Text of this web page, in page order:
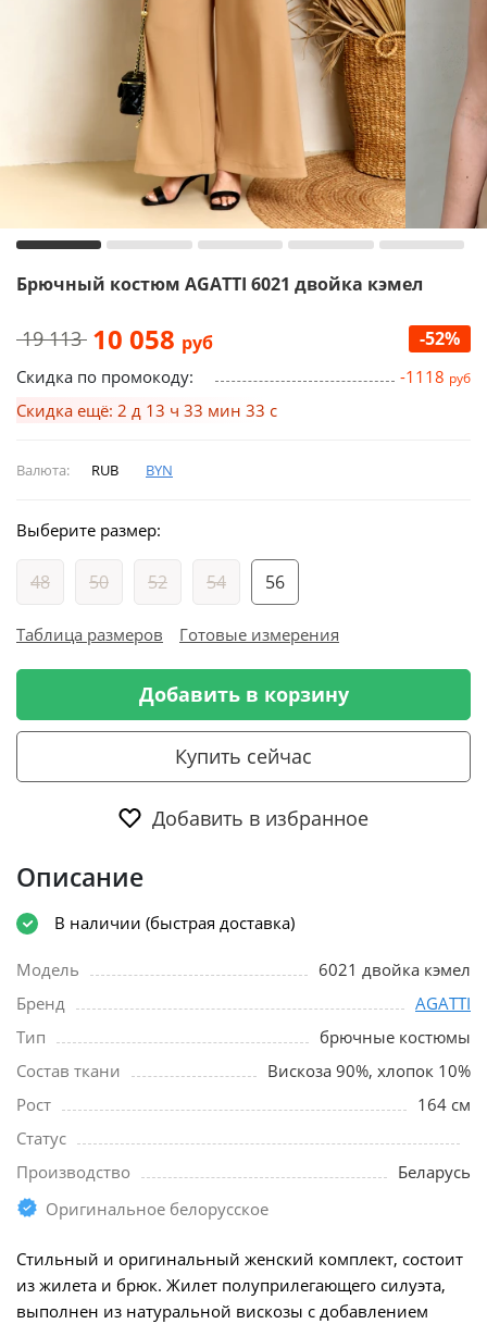
Брючный костюм AGATTI 6021 двойка кэмел
19 113 10 058 руб -52%
Скидка по промокоду: -1118 руб
Скидка ещё: 2 д 13 ч 33 мин 32 с
Валюта: RUB BYN
Выберите размер:
48 50 52 54 56
Таблица размеров Готовые измерения
Добавить в корзину
Купить сейчас
Добавить в избранное
Описание
В наличии (быстрая доставка)
Модель
6021 двойка кэмел
Бренд
AGATTI
Тип
брючные костюмы
Состав ткани
Вискоза 90%, хлопок 10%
Рост
164 см
Статус
Производство
Беларусь
Оригинальное белорусское
Стильный и оригинальный женский комплект, состоит
из жилета и брюк. Жилет полуприлегающего силуэта,
выполнен из натуральной вискозы с добавлением